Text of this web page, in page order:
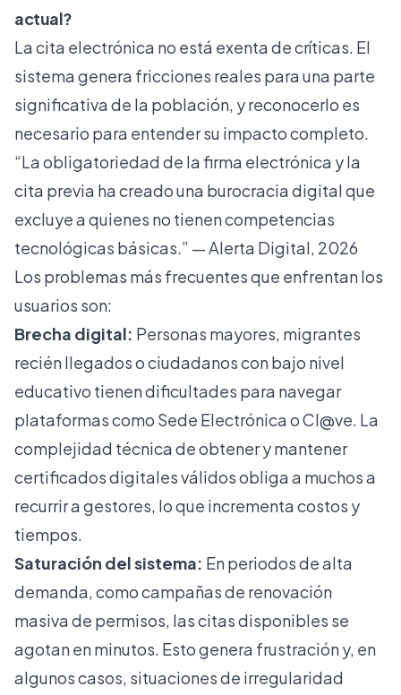
actual?
La cita electrónica no está exenta de críticas. El
sistema genera fricciones reales para una parte
significativa de la población, y reconocerlo es
necesario para entender su impacto completo.
“La obligatoriedad de la firma electrónica y la
cita previa ha creado una burocracia digital que
excluye a quienes no tienen competencias
tecnológicas básicas.” —Alerta Digital, 2026
Los problemas más frecuentes que enfrentan los
usuarios son:
Brecha digital: Personas mayores, migrantes
recién llegados o ciudadanos con bajo nivel
educativo tienen dificultades para navegar
plataformas como Sede Electrónica o Cl@ve. La
complejidad técnica de obtener y mantener
certificados digitales válidos obliga a muchos a
recurrir a gestores, lo que incrementa costos y
tiempos.
Saturación del sistema: En periodos de alta
demanda, como campañas de renovación
masiva de permisos, las citas disponibles se
agotan en minutos. Esto genera frustración y, en
algunos casos, situaciones de irregularidad